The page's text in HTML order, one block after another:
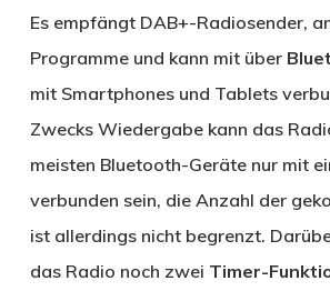
Es empfängt DAB+-Radiosender,
Programme und kann mit über
mit Smartphones und Tablets
Zwecks Wiedergabe kann das
meisten Bluetooth-Geräte nur mit
verbunden sein, die Anzahl der
ist allerdings nicht begrenzt.
das Radio noch zwei Timer-